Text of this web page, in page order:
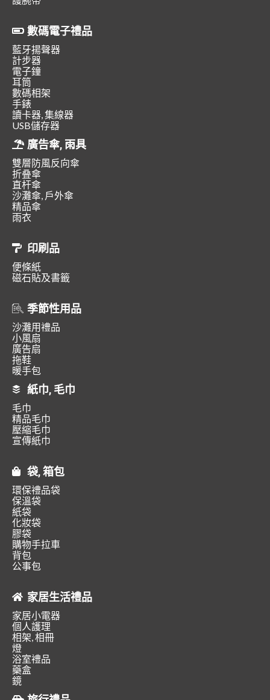
數碼電子禮品
藍牙揚聲器
計步器
電子鐘
耳筒
數碼相架
手錶
讀卡器, 集線器
USB儲存器
廣告傘, 雨具
雙層防風反向傘
折叠傘
直杆傘
沙灘傘, 戶外傘
精品傘
雨衣
印刷品
便條紙
磁石貼及書籤
季節性用品
沙灘用禮品
小風扇
廣告扇
拖鞋
暖手包
紙巾, 毛巾
毛巾
精品毛巾
壓縮毛巾
宣傳紙巾
袋, 箱包
環保禮品袋
保溫袋
紙袋
化妝袋
膠袋
購物手拉車
背包
公事包
家居生活禮品
家居小電器
個人護理
相架, 相冊
燈
浴室禮品
藥盒
鏡